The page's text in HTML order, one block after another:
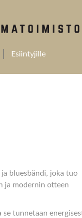
Esiintyjille
bluesbändi, joka tuo
ja modernin otteen
tunnetaan